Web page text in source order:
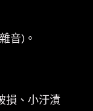
音)。
損、小汙漬